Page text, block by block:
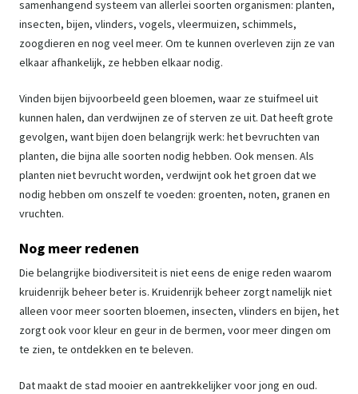
samenhangend systeem van allerlei soorten organismen: planten,
insecten, bijen, vlinders, vogels, vleermuizen, schimmels,
zoogdieren en nog veel meer. Om te kunnen overleven zijn ze van
elkaar afhankelijk, ze hebben elkaar nodig.
Vinden bijen bijvoorbeeld geen bloemen, waar ze stuifmeel uit
kunnen halen, dan verdwijnen ze of sterven ze uit. Dat heeft grote
gevolgen, want bijen doen belangrijk werk: het bevruchten van
planten, die bijna alle soorten nodig hebben. Ook mensen. Als
planten niet bevrucht worden, verdwijnt ook het groen dat we
nodig hebben om onszelf te voeden: groenten, noten, granen en
vruchten.
Nog meer redenen
Die belangrijke biodiversiteit is niet eens de enige reden waarom
kruidenrijk beheer beter is. Kruidenrijk beheer zorgt namelijk niet
alleen voor meer soorten bloemen, insecten, vlinders en bijen, het
zorgt ook voor kleur en geur in de bermen, voor meer dingen om
te zien, te ontdekken en te beleven.
Dat maakt de stad mooier en aantrekkelijker voor jong en oud.